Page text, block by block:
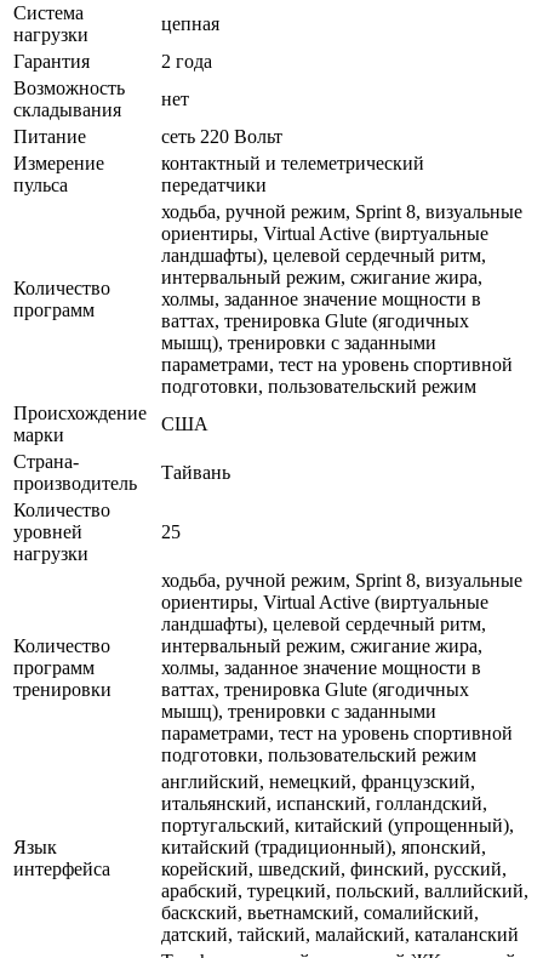
Система
нагрузки
цепная
Гарантия
2 года
Возможность
складывания
нет
Питание
сеть 220 Вольт
Измерение
пульса
контактный и телеметрический
передатчики
Количество
программ
ходьба, ручной режим, Sprint 8, визуальные
ориентиры, Virtual Active (виртуальные
ландшафты), целевой сердечный ритм,
интервальный режим, сжигание жира,
холмы, заданное значение мощности в
ваттах, тренировка Glute (ягодичных
мышц), тренировки с заданными
параметрами, тест на уровень спортивной
подготовки, пользовательский режим
Происхождение
марки
США
Страна-
производитель
Тайвань
Количество
уровней
нагрузки
25
Количество
программ
тренировки
ходьба, ручной режим, Sprint 8, визуальные
ориентиры, Virtual Active (виртуальные
ландшафты), целевой сердечный ритм,
интервальный режим, сжигание жира,
холмы, заданное значение мощности в
ваттах, тренировка Glute (ягодичных
мышц), тренировки с заданными
параметрами, тест на уровень спортивной
подготовки, пользовательский режим
Язык
интерфейса
английский, немецкий, французский,
итальянский, испанский, голландский,
португальский, китайский (упрощенный),
китайский (традиционный), японский,
корейский, шведский, финский, русский,
арабский, турецкий, польский, валлийский,
баскский, вьетнамский, сомалийский,
датский, тайский, малайский, каталанский